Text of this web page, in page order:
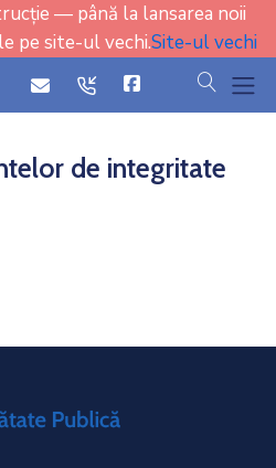
— până la lansarea noii
pe site-ul vechi.Site-ul vechi
iconicon cauta
de integritate